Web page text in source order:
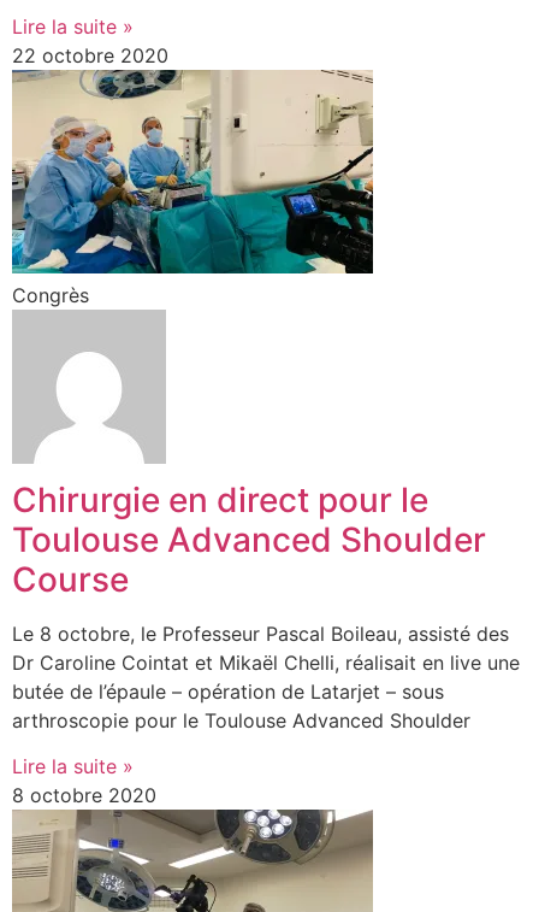
Lire la suite »
22 octobre 2020
Congrès
Chirurgie en direct pour le
Toulouse Advanced Shoulder
Course
Le 8 octobre, le Professeur Pascal Boileau, assisté des
Dr Caroline Cointat et Mikaël Chelli, réalisait en live une
butée de l’épaule – opération de Latarjet – sous
arthroscopie pour le Toulouse Advanced Shoulder
Lire la suite »
8 octobre 2020